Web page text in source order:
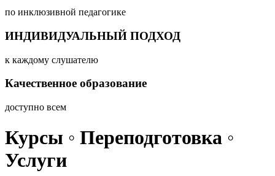
по инклюзивной педагогике
ИНДИВИДУАЛЬНЫЙ ПОДХОД
к каждому слушателю
Качественное образование
доступно всем
Курсы ◦ Переподготовка ◦
Услуги